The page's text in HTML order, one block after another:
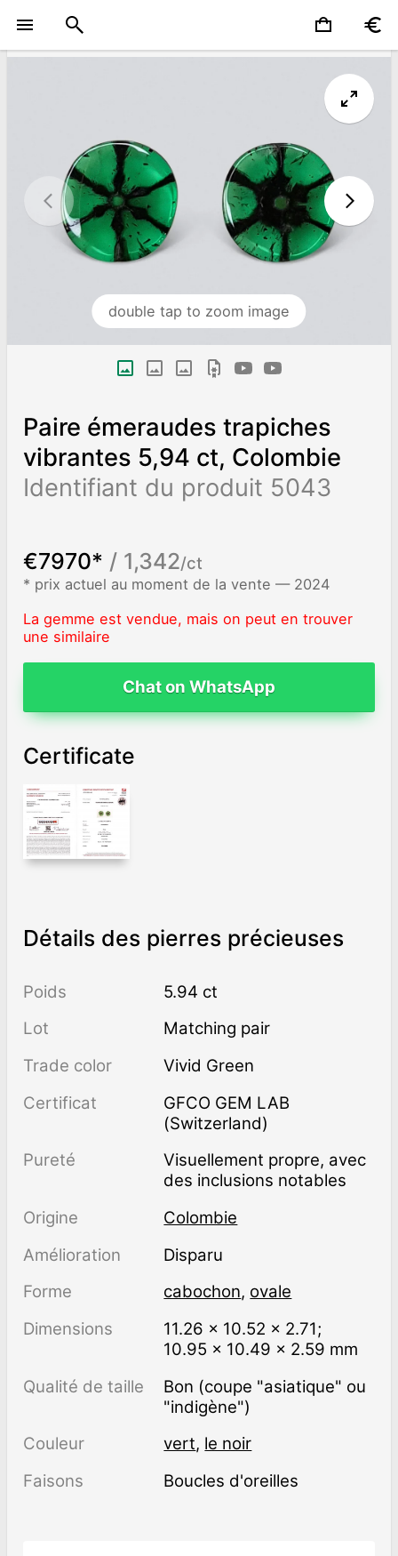
double tap to zoom image
Paire émeraudes trapiches
vibrantes 5,94 ct, Colombie
Identifiant du produit 5043
€7970* / 1,342/ct
* prix actuel au moment de la vente — 2024
La gemme est vendue, mais on peut en trouver
une similaire
Chat on WhatsApp
Certificate
Détails des pierres précieuses
Poids
5.94 ct
Lot
Matching pair
Trade color
Vivid Green
Certificat
GFCO GEM LAB
(Switzerland)
Pureté
visuellement propre, avec
des inclusions notables
Origine
Colombie
Amélioration
disparu
Forme
cabochon, ovale
Dimensions
11.26 × 10.52 × 2.71;
10.95 × 10.49 × 2.59 mm
Qualité de taille
Bon (coupe "asiatique" ou
"indigène")
Couleur
vert, le noir
Faisons
Boucles d'oreilles